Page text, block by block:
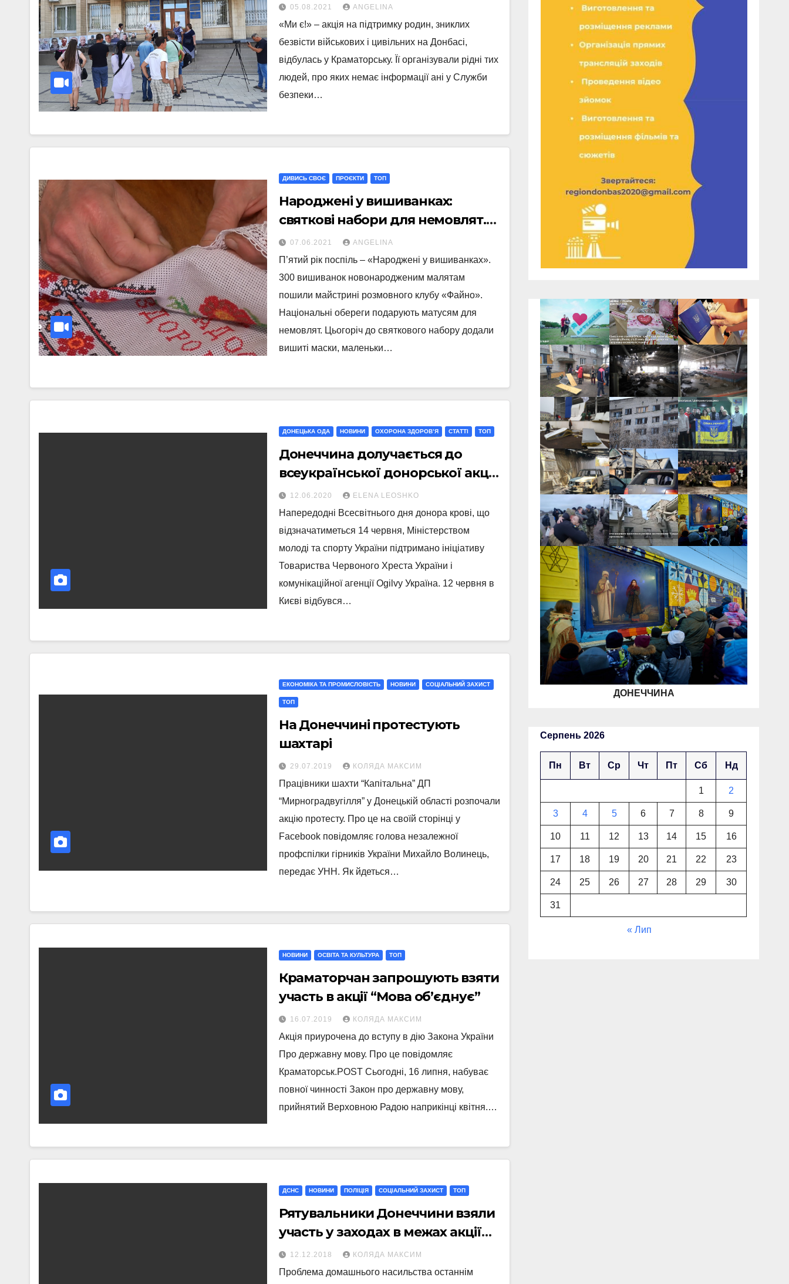
Донбасі відбулась у
Краматорську
05.08.2021 ANGELINA
«Ми є!» – акція на підтримку родин, зниклих
безвісти військових і цивільних на Донбасі,
відбулась у Краматорську. Її організували рідні тих
людей, про яких немає інформації ані у Служби
безпеки…
ДИВИСЬ СВОЄ ПРОЄКТИ ТОП
Народжені у вишиванках:
святкові набори для немовлят.
Дивись своє
07.06.2021 ANGELINA
П’ятий рік поспіль – «Народжені у вишиванках».
300 вишиванок новонародженим малятам
пошили майстрині розмовного клубу «Файно».
Національні обереги подарують матусям для
немовлят. Цьогоріч до святкового набору додали
вишиті маски, маленьки…
ДОНЕЦЬКА ОДА НОВИНИ ОХОРОНА ЗДОРОВ’Я СТАТТI ТОП
Донеччина долучається до
всеукраїнської донорської акції
«Перемога у нас в крові»
12.06.2020 ELENA LEOSHKO
Напередодні Всесвітнього дня донора крові, що
відзначатиметься 14 червня, Міністерством
молоді та спорту України підтримано ініціативу
Товариства Червоного Хреста України і
комунікаційної агенції Ogilvy Україна. 12 червня в
Києві відбувся…
ЕКОНОМІКА ТА ПРОМИСЛОВІСТЬ НОВИНИ СОЦІАЛЬНИЙ ЗАХИСТ
ТОП
На Донеччині протестують
шахтарі
29.07.2019 КОЛЯДА МАКСИМ
Працівники шахти “Капітальна” ДП
“Мирноградвугілля” у Донецькій області розпочали
акцію протесту. Про це на своїй сторінці у
Facebook повідомляє голова незалежної
профспілки гірників України Михайло Волинець,
передає УНН. Як йдеться…
НОВИНИ ОСВІТА ТА КУЛЬТУРА ТОП
Краматорчан запрошують взяти
участь в акції “Мова об’єднує”
16.07.2019 КОЛЯДА МАКСИМ
Акція приурочена до вступу в дію Закона України
Про державну мову. Про це повідомляє
Краматорськ.POST Сьогодні, 16 липня, набуває
повної чинності Закон про державну мову,
прийнятий Верховною Радою наприкінці квітня.…
ДСНС НОВИНИ ПОЛІЦІЯ СОЦІАЛЬНИЙ ЗАХИСТ ТОП
Рятувальники Донеччини взяли
участь у заходах в межах акції
«16 днів проти насильства»
12.12.2018 КОЛЯДА МАКСИМ
Проблема домашнього насильства останнім
ДОНЕЧЧИНА
Серпень 2026
Пн Вт Ср Чт Пт Сб Нд
1 2
3 4 5 6 7 8 9
10 11 12 13 14 15 16
17 18 19 20 21 22 23
24 25 26 27 28 29 30
31
« Лип